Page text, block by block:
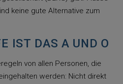
keine gute Alternative zum
IST DAS A UND O
von allen Personen, die
werden: Nicht direkt